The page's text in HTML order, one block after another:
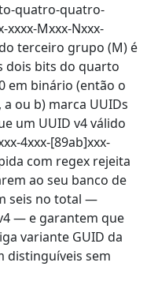
quatro-quatro-
Mxxx-Nxxx-
terceiro grupo (M) é
dois bits do quarto
em binário (então o
ou b) marca UUIDs
um UUID v4 válido
4xxx-[89ab]xxx-
com regex rejeita
ao seu banco de
seis no total —
— e garantem que
variante GUID da
distinguíveis sem